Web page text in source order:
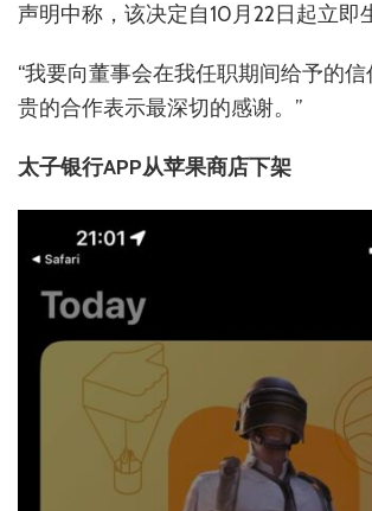
声明中称，该决定自10月22日起立即
“我要向董事会在我任职期间给予的
贵的合作表示最深切的感谢。”
太子银行APP从苹果商店下架